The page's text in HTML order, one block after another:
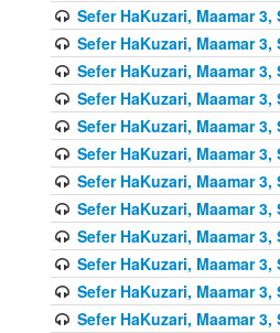
Sefer HaKuzari, Maamar 3,
Sefer HaKuzari, Maamar 3,
Sefer HaKuzari, Maamar 3,
Sefer HaKuzari, Maamar 3,
Sefer HaKuzari, Maamar 3,
Sefer HaKuzari, Maamar 3,
Sefer HaKuzari, Maamar 3,
Sefer HaKuzari, Maamar 3,
Sefer HaKuzari, Maamar 3,
Sefer HaKuzari, Maamar 3,
Sefer HaKuzari, Maamar 3,
Sefer HaKuzari, Maamar 3,